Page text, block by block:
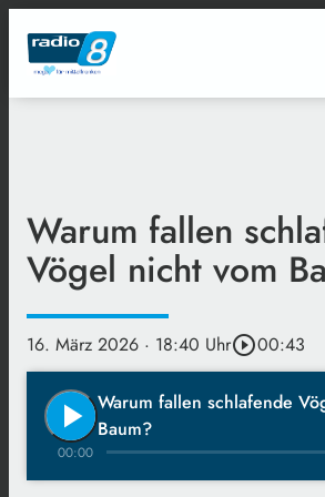
Warum fallen
Vögel nicht vom
16. März 2026 · 18:40 Uhrplay_circle_outline00:43
play_arrow
Warum fallen schlafende
Baum?
00:00